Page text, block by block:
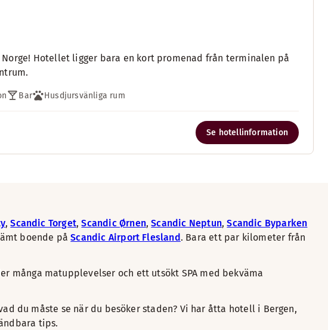
Hotellet ligger bara en kort promenad från terminalen på
Bar Husdjursvänliga rum
Se hotellinformation
,Scandic Torget,Scandic Ørnen,Scandic Neptun,Scandic Byparken
boende påScandic Airport Flesland. Bara ett par kilometer från
många matupplevelser och ett utsökt SPA med bekväma
du måste se när du besöker staden? Vi har åtta hotell i Bergen,
tips.